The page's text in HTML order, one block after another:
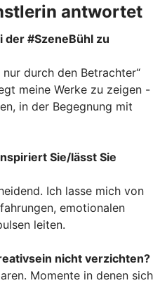
antwortet
der #SzeneBühl zu
durch den Betrachter“
meine Werke zu zeigen -
in der Begegnung mit
Sie/lässt Sie
Ich lasse mich von
emotionalen
leiten.
nicht verzichten?
Momente in denen sich